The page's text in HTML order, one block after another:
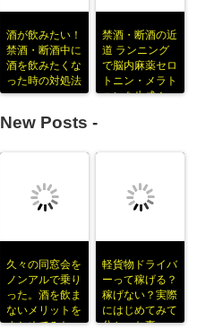
酒が飲みたい！
禁酒・断酒中に
酒を飲みたくな
った時の対処法
禁酒・断酒の近
道 ランニング
で脳内麻薬セロ
トニン・メラト
ニンを生成！
New Posts -
久々の同窓会を
ノンアルで乗り
った。酒を飲ま
ないメリットを
まとめてみた
軽貨物ドライバ
ーって稼げる？
稼げない？実際
にはじめてみて
分かった事